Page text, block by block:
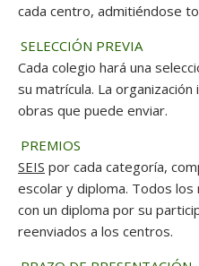
cada centro, admitiéndose
SELECCIÓN PREVIA
Cada colegio hará una
su matrícula. La
obras que puede enviar.
PREMIOS
SEIS por cada categoría,
escolar y diploma. Todos
con un diploma por su
reenviados a los centros.